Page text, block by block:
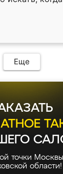
Служит кухня
нет.
Еще
точки
области!